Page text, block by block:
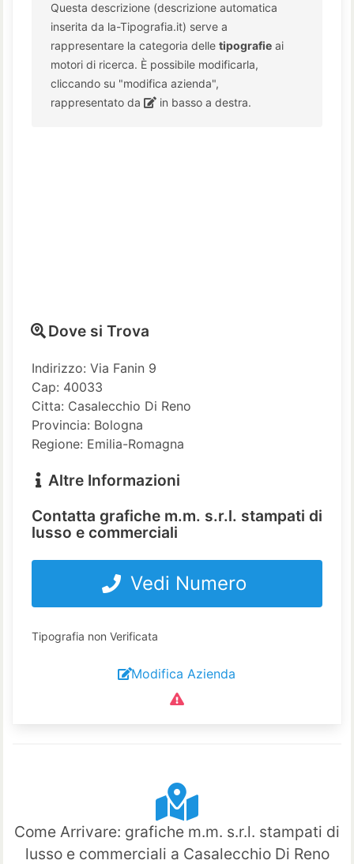
Questa descrizione (descrizione automatica
inserita da la-Tipografia.it) serve a
rappresentare la categoria delle tipografie ai
motori di ricerca. È possibile modificarla,
cliccando su "modifica azienda",
rappresentato da
in basso a destra.
Dove si Trova
Indirizzo: Via Fanin 9
Cap: 40033
Citta: Casalecchio Di Reno
Provincia: Bologna
Regione: Emilia-Romagna
Altre Informazioni
Contatta grafiche m.m. s.r.l. stampati di
lusso e commerciali
Vedi Numero
Tipografia non Verificata
Modifica Azienda
Come Arrivare: grafiche m.m. s.r.l. stampati di
lusso e commerciali a Casalecchio Di Reno